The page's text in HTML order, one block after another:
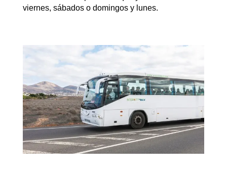
viernes, sábados o domingos y lunes.